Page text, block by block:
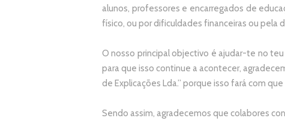
alunos, professores e encarregados de
físico, ou por dificuldades financeiras ou pela
O nosso principal objectivo é ajudar-te no teu
para que isso continue a acontecer,
de Explicações Lda.” porque isso fará com
Sendo assim, agradecemos que colabores